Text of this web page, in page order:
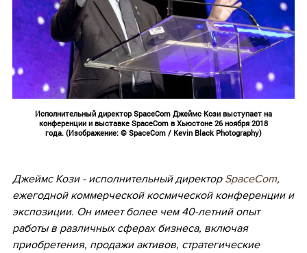
Исполнительный директор SpaceCom Джеймс Кози выступает на
конференции и выставке SpaceCom в Хьюстоне 26 ноября 2018
года. (Изображение: © SpaceCom / Kevin Black Photography)
Джеймс Кози - исполнительный директор SpaceCom,
ежегодной коммерческой космической конференции и
экспозиции. Он имеет более чем 40-летний опыт
работы в различных сферах бизнеса, включая
приобретения, продажи активов, стратегические